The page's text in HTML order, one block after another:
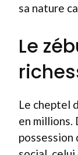
sa nature
Le
Le cheptel
en millions.